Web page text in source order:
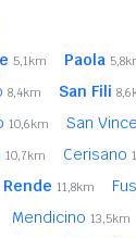
5,1km Paola
8,4km San Fili
10,6km San
10,7km Cerisano
Rende 11,8km
Mendicino 13,5km